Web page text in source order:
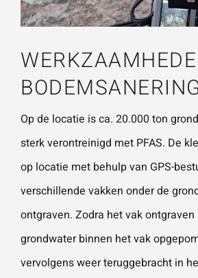
BODEMSANERING
Op de locatie is ca. 20.000 ton
sterk verontreinigd met PFAS. De
op locatie met behulp van GPS-
verschillende vakken onder de
ontgraven. Zodra het vak
grondwater binnen het vak
vervolgens weer teruggebracht in